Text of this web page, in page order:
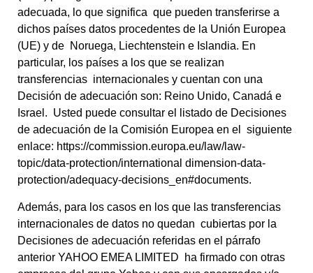
adecuada, lo que significa que pueden transferirse a
dichos países datos procedentes de la Unión Europea
(UE) y de Noruega, Liechtenstein e Islandia. En
particular, los países a los que se realizan
transferencias internacionales y cuentan con una
Decisión de adecuación son: Reino Unido, Canadá e
Israel. Usted puede consultar el listado de Decisiones
de adecuación de la Comisión Europea en el
siguiente
enlace: https://commission.europa.eu/law/law-
topic/data-protection/international dimension-data-
protection/adequacy-decisions_en#documents.
Además, para los casos en los que las transferencias
internacionales de datos no quedan cubiertas por la
Decisiones de adecuación referidas en el párrafo
anterior YAHOO EMEA LIMITED
ha firmado con otras